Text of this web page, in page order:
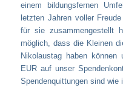
einem bildungsfernen
letzten Jahren voller
für sie zusammengestellt
möglich, dass die Kleinen
Nikolaustag haben
EUR auf unser
Spendenquittungen sind wie